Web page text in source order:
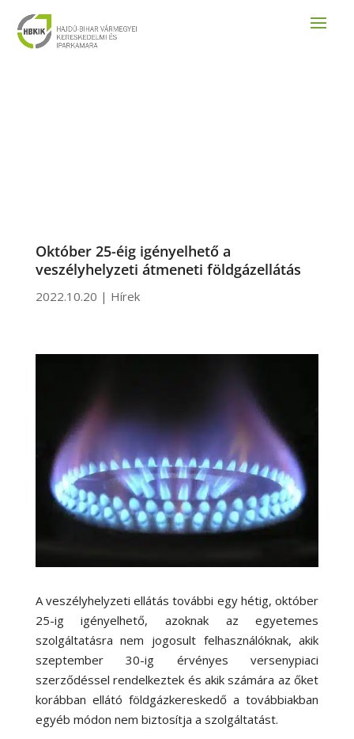
Október 25-éig igényelhető a
veszélyhelyzeti átmeneti földgázellátás
2022.10.20 | Hírek
A veszélyhelyzeti ellátás további egy hétig, október
25-ig igényelhető, azoknak az egyetemes
szolgáltatásra nem jogosult felhasználóknak, akik
szeptember 30-ig érvényes versenypiaci
szerződéssel rendelkeztek és akik számára az őket
korábban ellátó földgázkereskedő a továbbiakban
egyéb módon nem biztosítja a szolgáltatást.